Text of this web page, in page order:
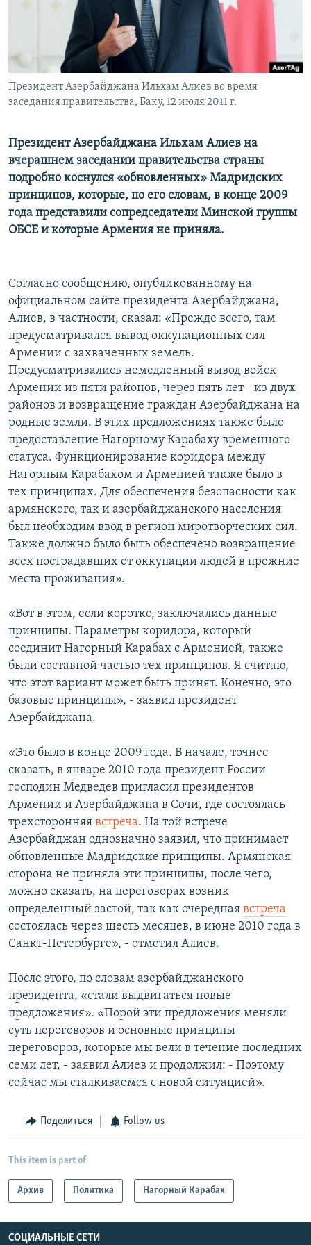
Русский
Президент Азербайджана Ильхам Алиев во время
заседания правительства, Баку, 12 июля 2011 г.
Президент Азербайджана Ильхам Алиев на
вчерашнем заседании правительства страны
подробно коснулся «обновленных» Мадридских
принципов, которые, по его словам, в конце 2009
года представили сопредседатели Минской группы
ОБСЕ и которые Армения не приняла.
Согласно сообщению, опубликованному на
официальном сайте президента Азербайджана,
Алиев, в частности, сказал: «Прежде всего, там
предусматривался вывод оккупационных сил
Армении с захваченных земель.
Предусматривались немедленный вывод войск
Армении из пяти районов, через пять лет - из двух
районов и возвращение граждан Азербайджана на
родные земли. В этих предложениях также было
предоставление Нагорному Карабаху временного
статуса. Функционирование коридора между
Нагорным Карабахом и Арменией также было в
тех принципах. Для обеспечения безопасности как
армянского, так и азербайджанского населения
был необходим ввод в регион миротворческих сил.
Также должно было быть обеспечено возвращение
всех пострадавших от оккупации людей в прежние
места проживания».
«Вот в этом, если коротко, заключались данные
принципы. Параметры коридора, который
соединит Нагорный Карабах с Арменией, также
были составной частью тех принципов. Я считаю,
что этот вариант может быть принят. Конечно, это
базовые принципы», - заявил президент
Азербайджана.
«Это было в конце 2009 года. В начале, точнее
сказать, в январе 2010 года президент России
господин Медведев пригласил президентов
Армении и Азербайджана в Сочи, где состоялась
трехсторонняя встреча. На той встрече
Азербайджан однозначно заявил, что принимает
обновленные Мадридские принципы. Армянская
сторона не приняла эти принципы, после чего,
можно сказать, на переговорах возник
определенный застой, так как очередная встреча
состоялась через шесть месяцев, в июне 2010 года в
Санкт-Петербурге», - отметил Алиев.
После этого, по словам азербайджанского
президента, «стали выдвигаться новые
предложения». «Порой эти предложения меняли
суть переговоров и основные принципы
переговоров, которые мы вели в течение последних
семи лет, - заявил Алиев и продолжил: - Поэтому
сейчас мы сталкиваемся с новой ситуацией».
Поделиться Follow us
This item is part of
Архив Политика Нагорный Карабах
СОЦИАЛЬНЫЕ СЕТИ